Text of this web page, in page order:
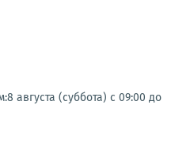
августа (суббота) с 09:00 до